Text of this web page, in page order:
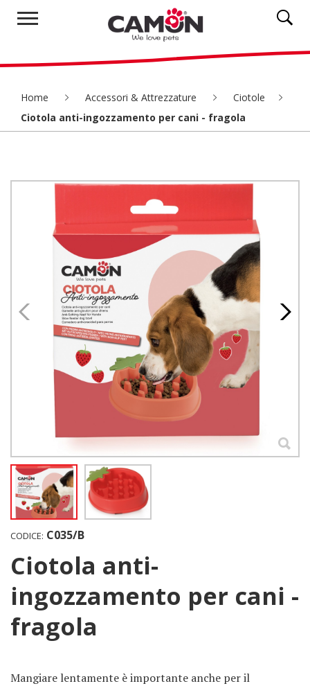
Home Accessori & Attrezzature
Ciotole
Ciotola anti-ingozzamento per cani - fragola
CODICE: C035/B
Ciotola anti-
ingozzamento per cani -
fragola
Mangiare lentamente è importante anche per il